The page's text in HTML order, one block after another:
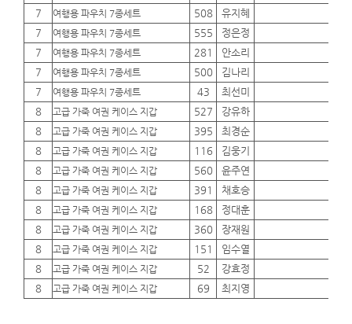
7
여행용 파우치 7종세트 508 유지혜
7
여행용 파우치 7종세트 555 정은정
7
여행용 파우치 7종세트 281 안소리
7
여행용 파우치 7종세트 500 김나리
7
여행용 파우치 7종세트 43 최선미
8
고급 가죽 여권 케이스 지갑 527 강유하
8
고급 가죽 여권 케이스 지갑 395 최경순
8
고급 가죽 여권 케이스 지갑 116 김웅기
8
고급 가죽 여권 케이스 지갑 560 윤주연
8
고급 가죽 여권 케이스 지갑 391 채호승
8
고급 가죽 여권 케이스 지갑 168 정대훈
8
고급 가죽 여권 케이스 지갑 360 장재원
8
고급 가죽 여권 케이스 지갑 151 임수열
8
고급 가죽 여권 케이스 지갑 52 강효정
8
고급 가죽 여권 케이스 지갑 69 최지영